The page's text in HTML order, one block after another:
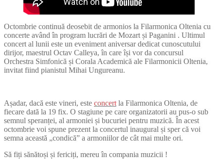
Octombrie continuă deosebit de armonios la Filarmonica Oltenia cu
concerte având în program lucrări de Mozart și Paganini . Ultimul
concert al lunii este un eveniment aniversar dedicat cunoscutului
dirijor, maestrul Octav Calleya, în care își vor da concursul
Orchestra Simfonică și Corala Academică ale Filarmonicii Oltenia,
invitat fiind pianistul Mihai Ungureanu.
Așadar, dacă este vineri, este concert la Filarmonica Oltenia, de
fiecare dată la 19 fix. O stagiune pe care organizatorii au pus-o sub
semnul speranței, al armoniei și bucuriei pentru muzică. În acest
octombrie voi spune prezent la concertul inaugural și sper că voi
semna această „condică” a armoniilor de cât mai multe ori.
Să fiți sănătoși și fericiți, mereu în compania muzicii !